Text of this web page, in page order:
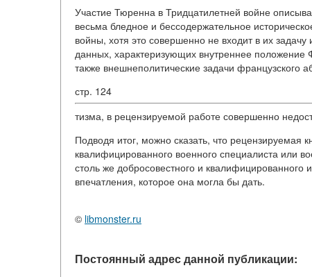
Участие Тюренна в Тридцатилетней войне
весьма бледное и бессодержательное
войны, хотя это совершенно не входит в их
данных, характеризующих внутреннее
также внешнеполитические задачи французского
стр. 124
тизма, в рецензируемой работе совершенно
Подводя итог, можно сказать, что рецензируемая
квалифицированного военного специалиста или
столь же добросовестного и квалифицированного
впечатления, которое она могла бы дать.
© libmonster.ru
Постоянный адрес данной публикации: